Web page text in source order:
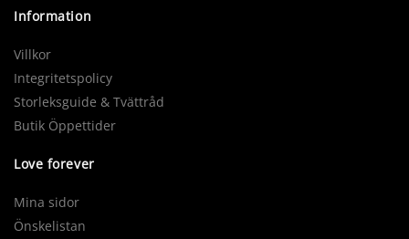
Information
Villkor
Integritetspolicy
Storleksguide & Tvättråd
Butik Öppettider
Love forever
Mina sidor
Önskelistan